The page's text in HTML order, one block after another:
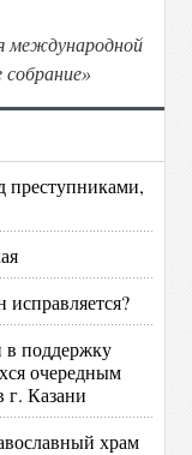
международной
собрание»
преступниками,
в поддержку
очередным
г. Казани
храм